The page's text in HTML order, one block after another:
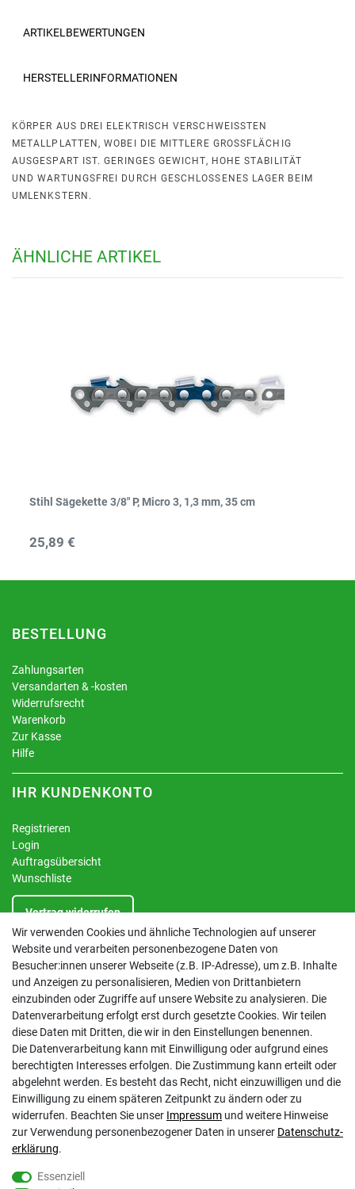
ARTIKELBEWERTUNGEN
HERSTELLERINFORMATIONEN
KÖRPER AUS DREI ELEKTRISCH VERSCHWEISSTEN M
ETALLPLATTEN, WOBEI DIE MITTLERE GROSSFLÄCHIG AU
SGESPART IST. GERINGES GEWICHT, HOHE STABILITÄT UN
D WARTUNGSFREI DURCH GESCHLOSSENES LAGER BEIM UM
LENKSTERN.
ÄHNLICHE ARTIKEL
Stihl Sägekette 3/8" P, Micro 3, 1,3 mm, 35 cm
25,89 €
BESTELLUNG
Zahlungsarten
Versandarten & -kosten
Widerrufsrecht
Warenkorb
Zur Kasse
Hilfe
IHR KUNDENKONTO
Registrieren
Login
Auftragsübersicht
Wunschliste
Vertrag widerrufen
INFORMATIONEN
Kontakt
Datenschutzerklärung
AGB
Impressum
Barrierefreiheitserklärung
Altbatterie-Ensorgung
Wir verwenden Cookies und ähnliche Technologien auf unserer
Website und verarbeiten personenbezogene Daten von
Besucher:innen unserer Webseite (z.B. IP-Adresse), um z.B. Inhalte
und Anzeigen zu personalisieren, Medien von Drittanbietern
einzubinden oder Zugriffe auf unsere Website zu analysieren. Die
Datenverarbeitung erfolgt erst durch gesetzte Cookies. Wir teilen
diese Daten mit Dritten, die wir in den Einstellungen benennen.
Die Datenverarbeitung kann mit Einwilligung oder aufgrund eines
berechtigten Interesses erfolgen. Die Zustimmung kann erteilt oder
abgelehnt werden. Es besteht das Recht, nicht einzuwilligen und die
Einwilligung zu einem späteren Zeitpunkt zu ändern oder zu
widerrufen. Beachten Sie unser Impressum und weitere Hinweise
zur Verwendung personenbezogener Daten in unserer Daten­schutz­
erklärung.
Essenziell